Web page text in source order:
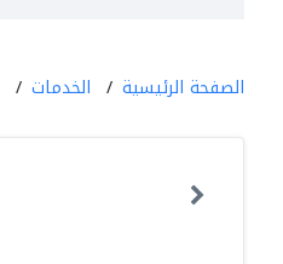
الصفحة الرئيسية الخدمات